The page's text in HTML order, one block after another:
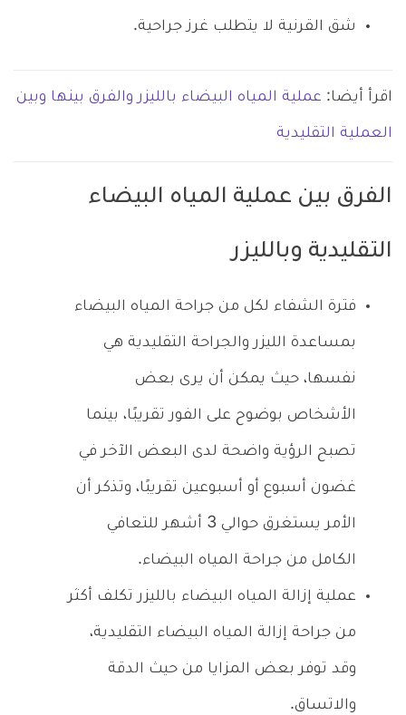
شق القرنية لا يتطلب غرز جراحية.
اقرأ أيضا: عملية المياه البيضاء بالليزر والفرق بينها وبين
العملية التقليدية
الفرق بين عملية المياه البيضاء
التقليدية وبالليزر
فترة الشفاء لكل من جراحة المياه البيضاء
بمساعدة الليزر والجراحة التقليدية هي
نفسها، حيث يمكن أن يرى بعض
الأشخاص بوضوح على الفور تقريبًا، بينما
تصبح الرؤية واضحة لدى البعض الآخر في
غضون أسبوع أو أسبوعين تقريبًا، وتذكر أن
الأمر يستغرق حوالي 3 أشهر للتعافي
الكامل من جراحة المياه البيضاء.
عملية إزالة المياه البيضاء بالليزر تكلف أكثر
من جراحة إزالة المياه البيضاء التقليدية،
وقد توفر بعض المزايا من حيث الدقة
والاتساق.